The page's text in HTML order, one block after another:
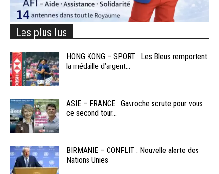
Les plus lus
HONG KONG – SPORT : Les Bleus remportent
la médaille d’argent...
ASIE – FRANCE : Gavroche scrute pour vous
ce second tour...
BIRMANIE – CONFLIT : Nouvelle alerte des
Nations Unies